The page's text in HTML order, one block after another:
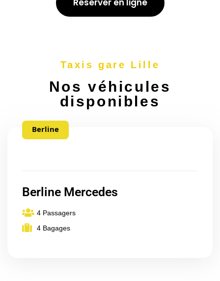
Réserver en ligne
Taxis gare Lille
Nos véhicules
disponibles
Berline
Berline Mercedes
4 Passagers
4 Bagages